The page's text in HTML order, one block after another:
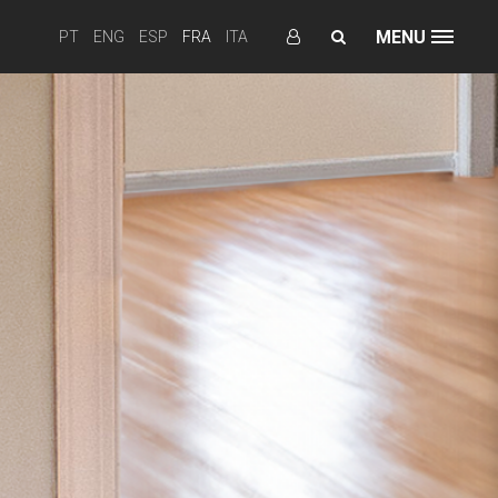
PT ENG ESP FRA ITA MENU